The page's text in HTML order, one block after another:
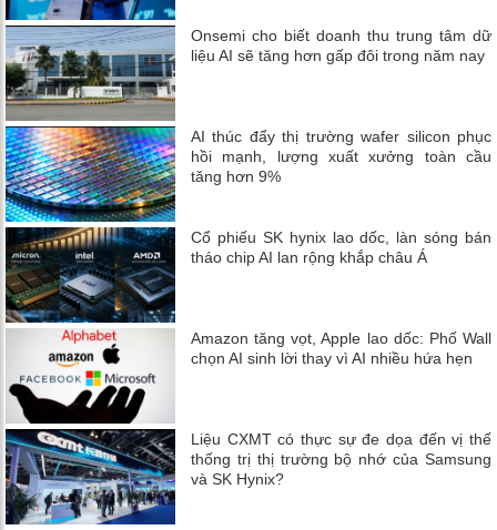
Onsemi cho biết doanh thu trung tâm dữ
liệu AI sẽ tăng hơn gấp đôi trong năm nay
AI thúc đẩy thị trường wafer silicon phục
hồi mạnh, lượng xuất xưởng toàn cầu
tăng hơn 9%
Cổ phiếu SK hynix lao dốc, làn sóng bán
tháo chip AI lan rộng khắp châu Á
Amazon tăng vọt, Apple lao dốc: Phố Wall
chọn AI sinh lời thay vì AI nhiều hứa hẹn
Liệu CXMT có thực sự đe dọa đến vị thế
thống trị thị trường bộ nhớ của Samsung
và SK Hynix?